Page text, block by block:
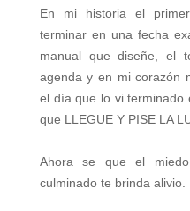
En mi historia el
terminar en una fecha
manual que diseñe, el
agenda y en mi corazón
el día que lo vi terminado
que LLEGUE Y PISE LA
Ahora se que el
culminado te brinda alivio.